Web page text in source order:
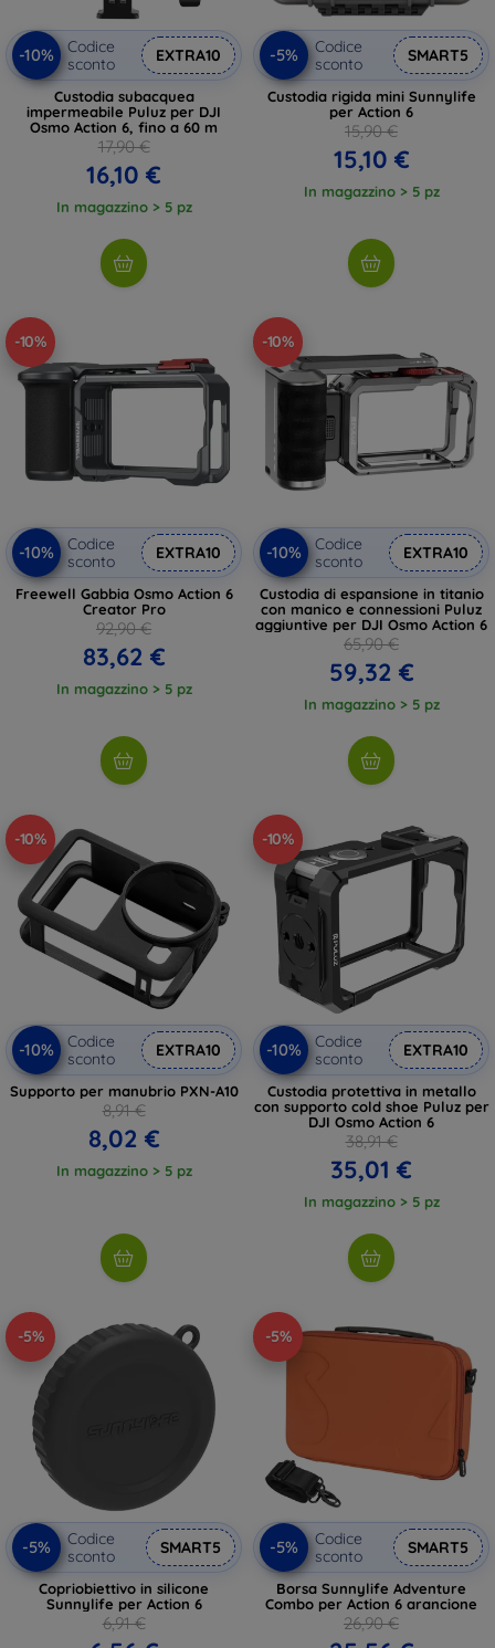
-10%
Codice
sconto
EXTRA10
Custodia subacquea
impermeabile Puluz per DJI
Osmo Action 6, fino a 60 m
17,90 €
16,10 €
In magazzino > 5 pz
-5%
Codice
sconto
SMART5
Custodia rigida mini Sunnylife
per Action 6
15,90 €
15,10 €
In magazzino > 5 pz
-10%
-10%
Codice
sconto
EXTRA10
Freewell Gabbia Osmo Action 6
Creator Pro
92,90 €
83,62 €
In magazzino > 5 pz
-10%
-10%
Codice
sconto
EXTRA10
Custodia di espansione in titanio
con manico e connessioni Puluz
aggiuntive per DJI Osmo Action 6
65,90 €
59,32 €
In magazzino > 5 pz
-10%
-10%
Codice
sconto
EXTRA10
Supporto per manubrio PXN-A10
8,91 €
8,02 €
In magazzino > 5 pz
-10%
-10%
Codice
sconto
EXTRA10
Custodia protettiva in metallo
con supporto cold shoe Puluz per
DJI Osmo Action 6
38,91 €
35,01 €
In magazzino > 5 pz
-5%
-5%
Codice
sconto
SMART5
Copriobiettivo in silicone
Sunnylife per Action 6
6,91 €
-5%
-5%
Codice
sconto
SMART5
Borsa Sunnylife Adventure
Combo per Action 6 arancione
26,90 €